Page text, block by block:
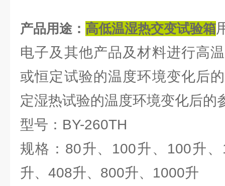
产品用途： 高低温湿热交变试验箱
电子及其他产品及材料进行高
或恒定试验的温度环境变化后
定湿热试验的温度环境变化后的
型号：BY-260TH
规格：80升、100升、100升
升、408升、800升、1000升